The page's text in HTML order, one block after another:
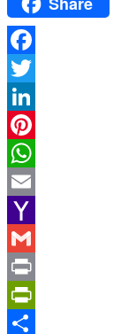
Facebook
Twitter
LinkedIn
Pinterest
WhatsApp
Email
Yahoo
Mail
Gmail
Print
PrintFriendly